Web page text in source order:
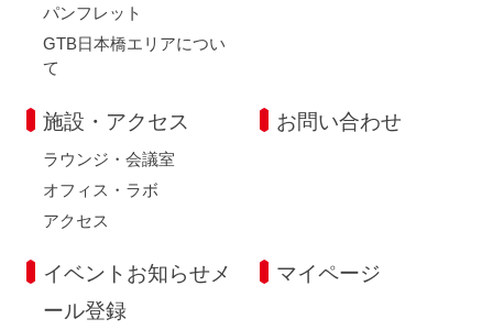
パンフレット
GTB日本橋エリアについ
て
施設・アクセス
ラウンジ・会議室
オフィス・ラボ
アクセス
お問い合わせ
イベントお知らせメ
ール登録
マイページ